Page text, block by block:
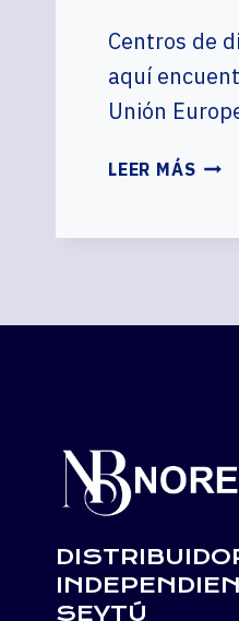
Centros de
aquí
Unión
LEER MÁS
LAS
SEYTÚ